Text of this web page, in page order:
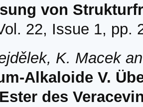
von
22, Issue 1, pp.
K. Macek
Alkaloide V.
des